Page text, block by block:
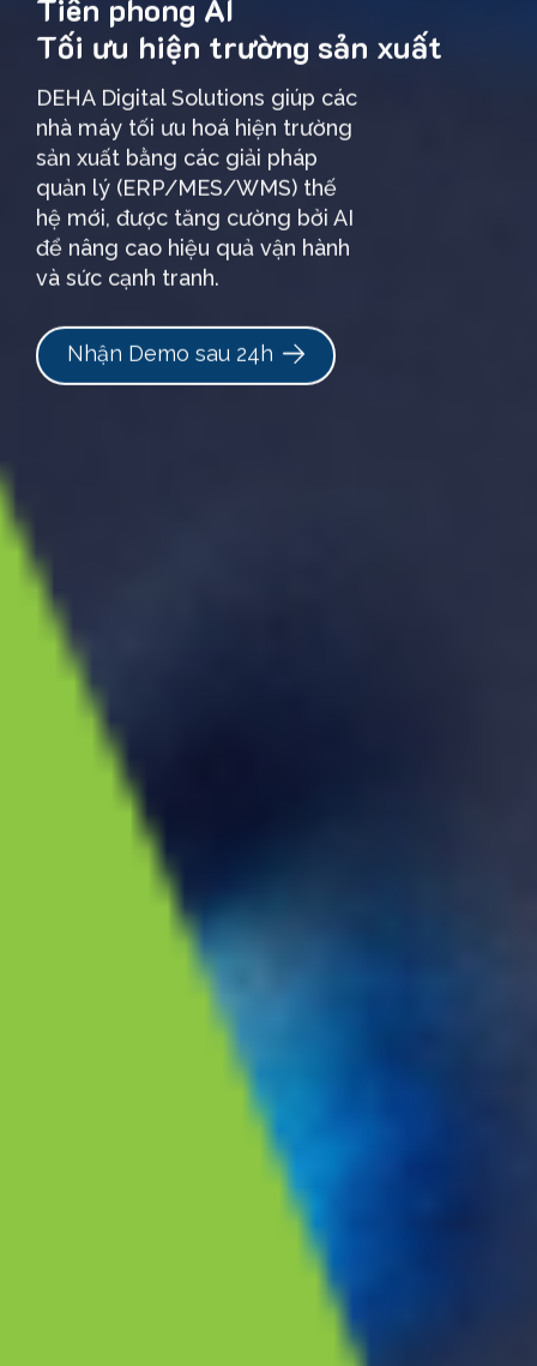
Tiên phong AI
Tối ưu hiện trường sản xuất
DEHA Digital Solutions giúp các
nhà máy tối ưu hoá hiện trường
sản xuất bằng các giải pháp
quản lý (ERP/MES/WMS) thế
hệ mới, được tăng cường bởi AI
để nâng cao hiệu quả vận hành
và sức cạnh tranh.
Nhận Demo sau 24h